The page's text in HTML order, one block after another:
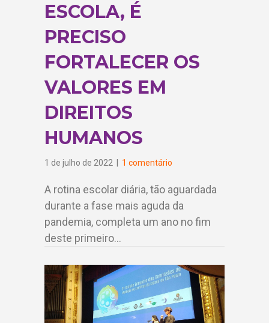
ESCOLA, É
PRECISO
FORTALECER OS
VALORES EM
DIREITOS
HUMANOS
1 de julho de 2022 1 comentário
A rotina escolar diária, tão aguardada
durante a fase mais aguda da
pandemia, completa um ano no fim
deste primeiro…